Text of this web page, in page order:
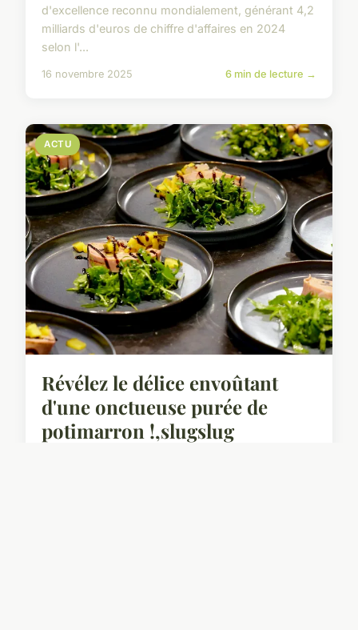
d'excellence reconnu mondialement, générant 4,2
milliards d'euros de chiffre d'affaires en 2024
selon l'...
16 novembre 2025 6 min de lecture →
ACTU
Révélez le délice envoûtant
d'une onctueuse purée de
potimarron !,slugslug